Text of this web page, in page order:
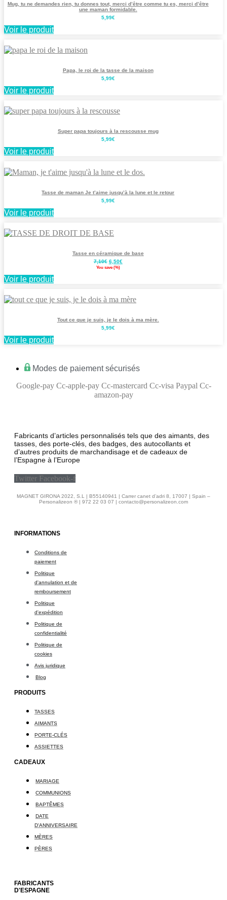
Mug, tu ne demandes rien, tu donnes tout, merci d’être comme tu es, merci d’être
une maman formidable.
5,99€
Voir le produit
Papa, le roi de la tasse de la maison
5,99€
Voir le produit
Super papa toujours à la rescousse mug
5,99€
Voir le produit
Tasse de maman Je t’aime jusqu’à la lune et le retour
5,99€
Voir le produit
Tasse en céramique de base
7,10€ Le
prix
6,50€Le
You save(%)
Voir le produit
Tout ce que je suis, je le dois à ma mère.
5,99€
Voir le produit
Modes de paiement sécurisés
Google-pay Cc-apple-pay Cc-mastercard Cc-visa Paypal Cc-
amazon-pay
Fabricants d’articles personnalisés tels que des aimants, des
tasses, des porte-clés, des badges, des autocollants et
d’autres produits de marchandisage et de cadeaux de
l’Espagne à l’Europe
Twitter Facebook-f
MAGNET GIRONA 2022, S.L | B55140941 | Carrer canet d’adri 8, 17007 | Spain –
Personalizeon ® | 972 22 03 07 | contacto@personalizeon.com
INFORMATIONS
Conditions de
paiement
Politique
d'annulation et de
remboursement
Politique
d'expédition
Politique de
confidentialité
Politique de
cookies
Avis juridique
Blog
PRODUITS
TASSES
AIMANTS
PORTE-CLÉS
ASSIETTES
CADEAUX
MARIAGE
COMMUNIONS
BAPTÊMES
DATE
D'ANNIVERSAIRE
MÈRES
PÈRES
FABRICANTS
D'ESPAGNE